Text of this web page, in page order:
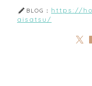
BLOG： https://
aisatsu/